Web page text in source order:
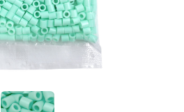
会社情報
CATALOG